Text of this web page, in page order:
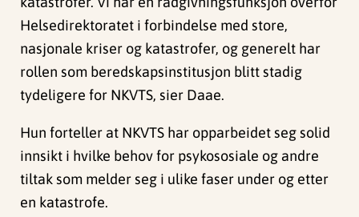
Helsedirektoratet i forbindelse med store,
nasjonale kriser og katastrofer, og generelt har
rollen som beredskapsinstitusjon blitt stadig
tydeligere for NKVTS, sier Daae.
Hun forteller at NKVTS har opparbeidet seg solid
innsikt i hvilke behov for psykososiale og andre
tiltak som melder seg i ulike faser under og etter
en katastrofe.